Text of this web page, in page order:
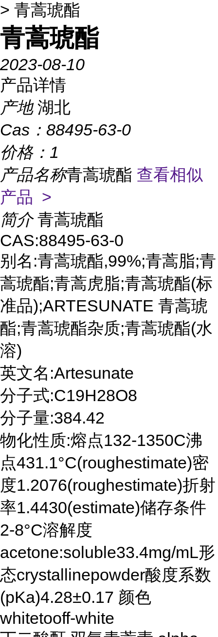
> 青蒿琥酯
青蒿琥酯
2023-08-10
产品详情
产地 湖北
Cas： 88495-63-0
价格： 1
产品名称青蒿琥酯 查看相似
产品 >
简介 青蒿琥酯
CAS:88495-63-0
别名:青蒿琥酯,99%;青蒿脂;青
蒿琥酯;青蒿虎脂;青蒿琥酯(标
准品);ARTESUNATE 青蒿琥
酯;青蒿琥酯杂质;青蒿琥酯(水
溶)
英文名:Artesunate
分子式:C19H28O8
分子量:384.42
物化性质:熔点132-1350C沸
点431.1°C(roughestimate)密
度1.2076(roughestimate)折射
率1.4430(estimate)储存条件
2-8°C溶解度
acetone:soluble33.4mg/mL形
态crystallinepowder酸度系数
(pKa)4.28±0.17 颜色
whitetooff-white